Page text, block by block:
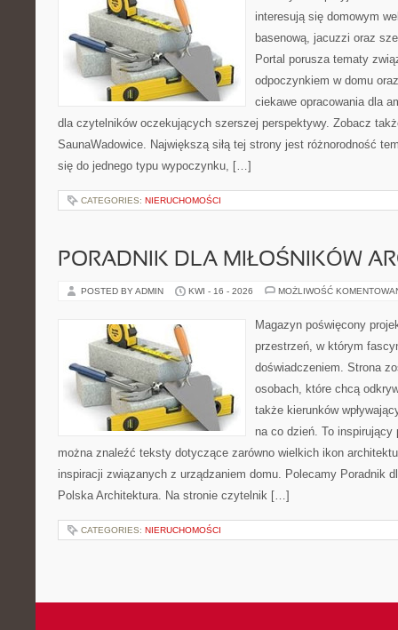
interesują się domowym
basenową, jacuzzi oraz
Portal porusza tematy
odpoczynkiem w domu
ciekawe opracowania dla
dla czytelników oczekujących szerszej perspektywy. Zobacz
SaunaWadowice. Największą siłą tej strony jest różnorodność
się do jednego typu wypoczynku, […]
CATEGORIES: NIERUCHOMOŚCI
PORADNIK DLA MIŁOŚNIKÓW
POSTED BY ADMIN KWI - 16 - 2026 MOŻLIWOŚĆ
Magazyn poświęcony
przestrzeń, w którym
doświadczeniem. Strona
osobach, które chcą
także kierunków
na co dzień. To
można znaleźć teksty dotyczące zarówno wielkich ikon
inspiracji związanych z urządzaniem domu. Polecamy Poradnik
Polska Architektura. Na stronie czytelnik […]
CATEGORIES: NIERUCHOMOŚCI